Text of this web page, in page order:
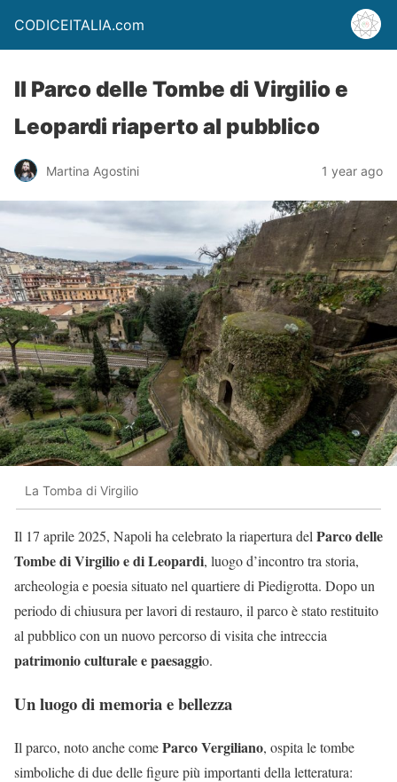
CODICEITALIA.com
Il Parco delle Tombe di Virgilio e
Leopardi riaperto al pubblico
Martina Agostini 1 year ago
La Tomba di Virgilio
Il 17 aprile 2025, Napoli ha celebrato la riapertura delParco delle
Tombe di Virgilio e di Leopardi, luogo d’incontro tra storia,
archeologia e poesia situato nel quartiere di Piedigrotta. Dopo un
periodo di chiusura per lavori di restauro, il parco è stato restituito
al pubblico con un nuovo percorso di visita che intreccia
patrimonio culturale e paesaggio.​
Un luogo di memoria e bellezza
Il parco, noto anche comeParco Vergiliano, ospita le tombe
simboliche di due delle figure più importanti della letteratura: